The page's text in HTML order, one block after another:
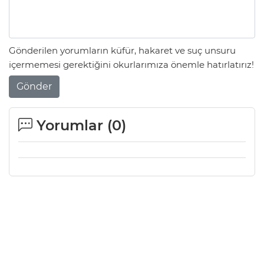
Gönderilen yorumların küfür, hakaret ve suç unsuru
içermemesi gerektiğini okurlarımıza önemle hatırlatırız!
Gönder
Yorumlar (0)